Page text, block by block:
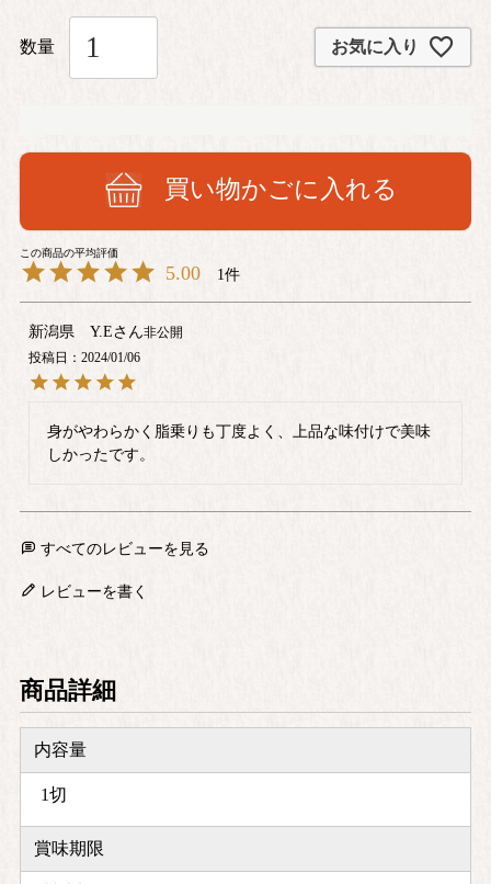
お気に入り
買い物かごに入れる
5.00 1
新潟県 Y.E
非公開
投稿日
2024/01/06
身がやわらかく脂乗りも丁度よく、上品な味付けで美味
しかったです。
すべてのレビューを見る
レビューを書く
商品詳細
内容量
1切
賞味期限